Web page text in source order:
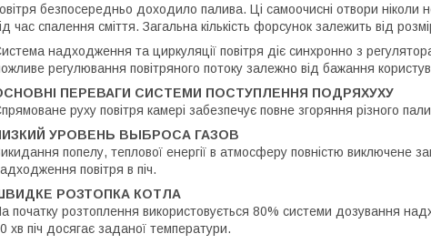
безпосередньо доходило палива. Ці самоочисні отвори
час спалення сміття. Загальна кількість форсунок залежить від
надходження та циркуляції повітря діє синхронно з
регулювання повітряного потоку залежно від бажання
ПЕРЕВАГИ СИСТЕМИ ПОСТУПЛЕННЯ ПОДРЯХУХУ
руху повітря камері забезпечує повне згоряння різного
УРОВЕНЬ ВЫБРОСА ГАЗОВ
попелу, теплової енергії в атмосферу повністю виключене
повітря в піч.
РОЗТОПКА КОТЛА
початку розтоплення використовується 80% системи дозування
хв піч досягає заданої температури.